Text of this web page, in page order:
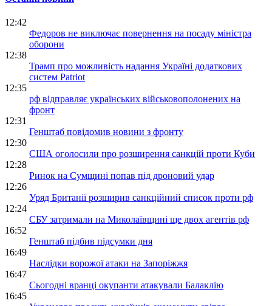
12:42
Федоров не виключає повернення на посаду міністра
оборони
12:38
Трамп про можливість надання Україні додаткових
систем Patriot
12:35
рф відправляє українських військовополонених на
фронт
12:31
Генштаб повідомив новини з фронту
12:30
США оголосили про розширення санкцій проти Куби
12:28
Ринок на Сумщині попав під дроновий удар
12:26
Уряд Британії розширив санкційний список проти рф
12:24
СБУ затримали на Миколаївщині ще двох агентів рф
16:52
Генштаб підбив підсумки дня
16:49
Наслідки ворожої атаки на Запоріжжя
16:47
Сьогодні вранці окупанти атакували Балаклію
16:45